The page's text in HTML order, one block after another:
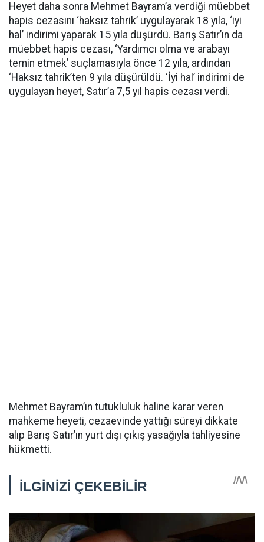
Heyet daha sonra Mehmet Bayram’a verdiği müebbet
hapis cezasını ‘haksız tahrik’ uygulayarak 18 yıla, ‘iyi
hal’ indirimi yaparak 15 yıla düşürdü. Barış Satır’ın da
müebbet hapis cezası, ‘Yardımcı olma ve arabayı
temin etmek’ suçlamasıyla önce 12 yıla, ardından
‘Haksız tahrik’ten 9 yıla düşürüldü. ‘İyi hal’ indirimi de
uygulayan heyet, Satır’a 7,5 yıl hapis cezası verdi.
Mehmet Bayram’ın tutukluluk haline karar veren
mahkeme heyeti, cezaevinde yattığı süreyi dikkate
alıp Barış Satır’ın yurt dışı çıkış yasağıyla tahliyesine
hükmetti.